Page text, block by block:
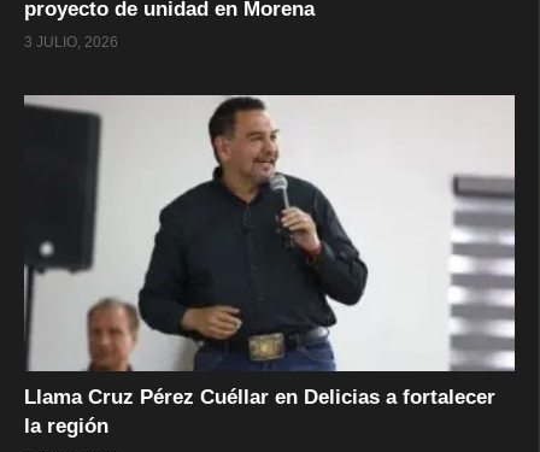
proyecto de unidad en Morena
3 JULIO, 2026
Llama Cruz Pérez Cuéllar en Delicias a fortalecer
la región